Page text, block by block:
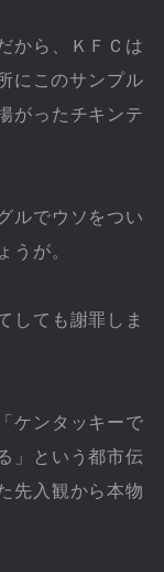
から、ＫＦＣは
にこのサンプル
がったチキンテ
ルでウソをつい
うが。
しても謝罪しま
ケンタッキーで
」という都市伝
先入観から本物